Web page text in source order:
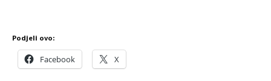
Podjeli ovo:
Facebook X